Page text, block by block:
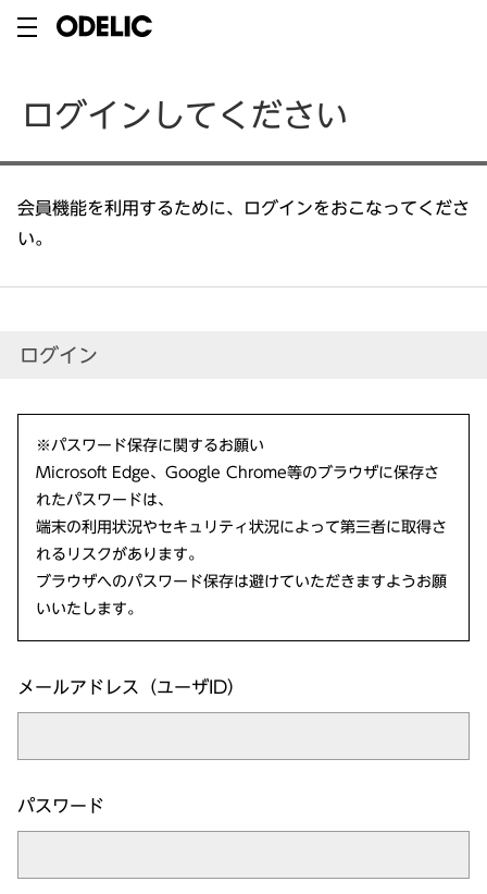
ログインしてください
会員機能を利用するために、ログインをおこなってくださ
い。
ログイン
※パスワード保存に関するお願い
Microsoft Edge、Google Chrome等のブラウザに保存さ
れたパスワードは、
端末の利用状況やセキュリティ状況によって第三者に取得さ
れるリスクがあります。
ブラウザへのパスワード保存は避けていただきますようお願
いいたします。
メールアドレス（ユーザID）
パスワード